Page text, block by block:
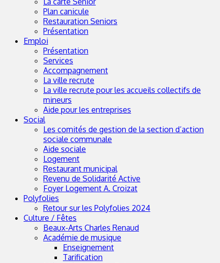
Plan canicule
Restauration Seniors
Présentation
Emploi
Présentation
Services
Accompagnement
La ville recrute
La ville recrute pour les accueils collectifs de
mineurs
Aide pour les entreprises
Social
Les comités de gestion de la section d’action
sociale communale
Aide sociale
Logement
Restaurant municipal
Revenu de Solidarité Active
Foyer Logement A. Croizat
Polyfolies
Retour sur les Polyfolies 2024
Culture / Fêtes
Beaux-Arts Charles Renaud
Académie de musique
Enseignement
Tarification